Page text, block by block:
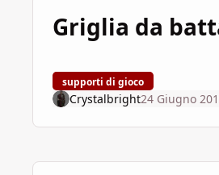
Griglia da
supporti di gioco
Crystalbright24 Giugno